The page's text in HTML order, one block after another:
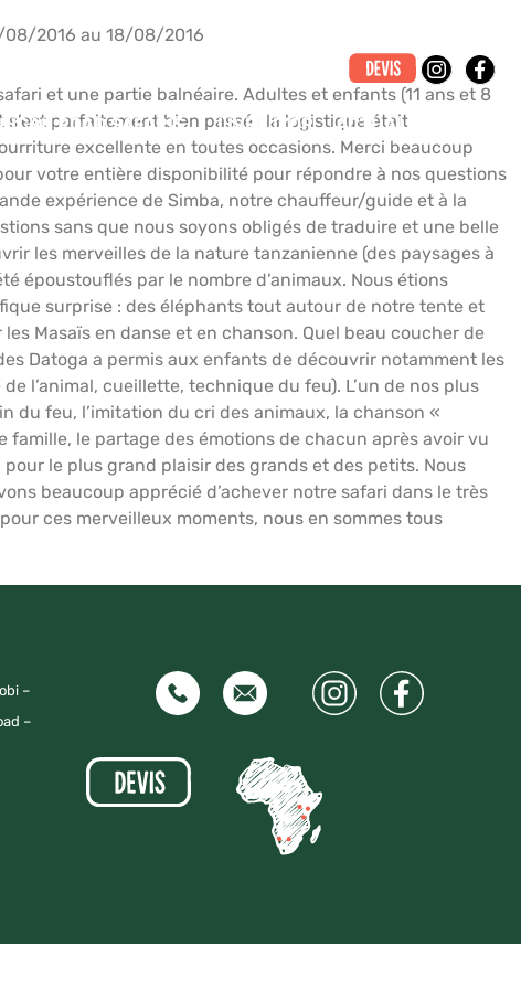
ROAD SAFARIS LIVRE D’OR ACTUALITÉS
2016 au 18/08/2016
et une partie balnéaire. Adultes et enfants (11 ans et 8
parfaitement bien passé : la logistique était
excellente en toutes occasions. Merci beaucoup
votre entière disponibilité pour répondre à nos questions
expérience de Simba, notre chauffeur/guide et à la
sans que nous soyons obligés de traduire et une belle
les merveilles de la nature tanzanienne (des paysages à
époustouflés par le nombre d’animaux. Nous étions
surprise : des éléphants tout autour de notre tente et
Masaïs en danse et en chanson. Quel beau coucher de
Datoga a permis aux enfants de découvrir notamment les
l’animal, cueillette, technique du feu). L’un de nos plus
du feu, l’imitation du cri des animaux, la chanson «
famille, le partage des émotions de chacun après avoir vu
le plus grand plaisir des grands et des petits. Nous
beaucoup apprécié d’achever notre safari dans le très
ces merveilleux moments, nous en sommes tous
–
–